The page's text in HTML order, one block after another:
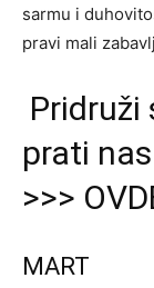
sarmu i
pravi mali
Pridruži
prati
>>>
MART